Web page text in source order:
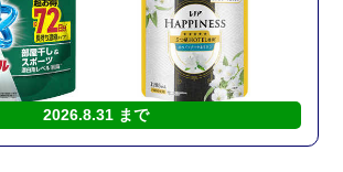
2026.8.31 まで